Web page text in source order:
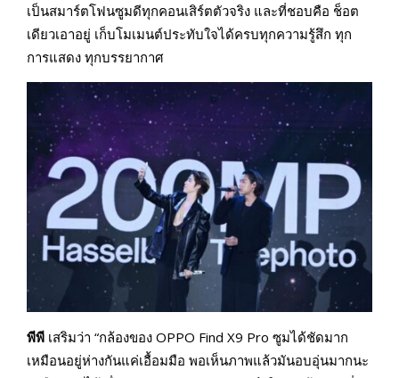
เป็นสมาร์ตโฟนซูมดีทุกคอนเสิร์ตตัวจริง และที่ชอบคือ ช็อต
เดียวเอาอยู่ เก็บโมเมนต์ประทับใจได้ครบทุกความรู้สึก ทุก
การแสดง ทุกบรรยากาศ
พีพี เสริมว่า “กล้องของ OPPO Find X9 Pro ซูมได้ชัดมาก
เหมือนอยู่ห่างกันแค่เอื้อมมือ พอเห็นภาพแล้วมันอบอุ่นมากนะ